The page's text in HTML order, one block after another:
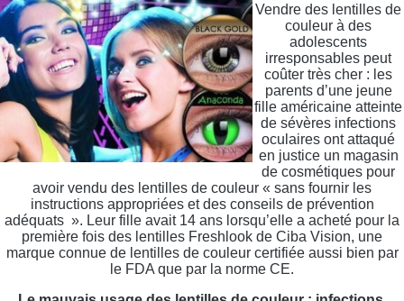
Vendre des lentilles de
couleur à des
adolescents
irresponsables peut
coûter très cher : les
parents d’une jeune
fille américaine atteinte
de sévères infections
oculaires ont attaqué
en justice un magasin
de cosmétiques pour
avoir vendu des lentilles de couleur « sans fournir les
instructions appropriées et des conseils de prévention
adéquats ». Leur fille avait 14 ans lorsqu’elle a acheté pour la
première fois des lentilles Freshlook de Ciba Vision, une
marque connue de lentilles de couleur certifiée aussi bien par
le FDA que par la norme CE.